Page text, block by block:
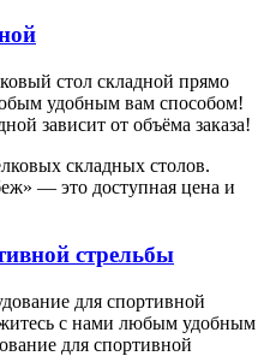
стол складной прямо
удобным вам способом!
зависит от объёма заказа!
складных столов.
— это доступная цена и
стрельбы
для спортивной
с нами любым удобным
для спортивной